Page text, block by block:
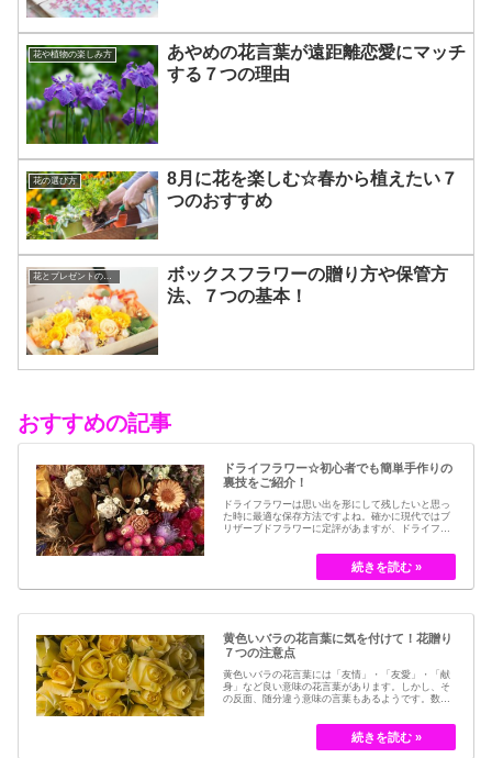
花や植物の楽しみ方
あやめの花言葉が遠距離恋愛にマッチ
する７つの理由
花の選び方
8月に花を楽しむ☆春から植えたい７
つのおすすめ
花とプレゼントの選び方
ボックスフラワーの贈り方や保管方
法、７つの基本！
おすすめの記事
ドライフラワー☆初心者でも簡単手作りの
裏技をご紹介！
ドライフラワーは思い出を形にして残したいと思っ
た時に最適な保存方法ですよね。確かに現代ではブ
リザーブドフラワーに定評があますが、ドライフラ
とつです。結婚式のブーケなどに使われた花など、
今では押し花のサービスが有名ですが、昔はドライ
フラワーでも保存されてきました。30代以降の…
黄色いバラの花言葉に気を付けて！花贈り
７つの注意点
黄色いバラの花言葉には「友情」・「友愛」・「献
身」など良い意味の花言葉があります。しかし、そ
の反面、随分違う意味の言葉もあるようです。数多
ローズである「ハイブリット・ティー」の中には、
黄色のバラというのは、存在していませんでした。
しかし、フランスの園芸家ジョセフ・ペルネ＝デ…